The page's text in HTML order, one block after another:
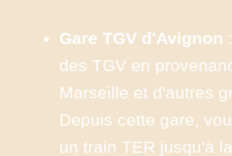
Gare TGV d'Avignon
des TGV en
Marseille et d'autres
Depuis cette gare,
un train TER jusqu'à